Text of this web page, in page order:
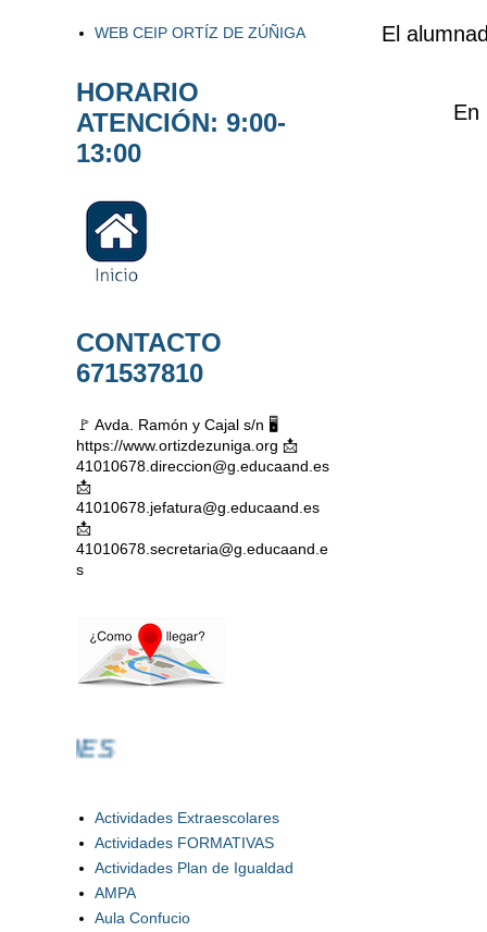
El
En
WEB CEIP ORTÍZ DE ZÚÑIGA
HORARIO
ATENCIÓN: 9:00-
13:00
CONTACTO
671537810
🚩 Avda. Ramón y Cajal s/n 🖥️
https://www.ortizdezuniga.org 📩
41010678.direccion@g.educaand.es
📩
41010678.jefatura@g.educaand.es
📩
41010678.secretaria@g.educaand.e
s
Actividades Extraescolares
Actividades FORMATIVAS
Actividades Plan de Igualdad
AMPA
Aula Confucio